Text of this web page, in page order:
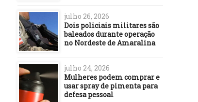
ENTRETENIMENTO ENTRETENIMENTO
julho 26, 2026
Dois policiais militares são
baleados durante operação
no Nordeste de Amaralina
julho 24, 2026
Mulheres podem comprar e
usar spray de pimenta para
defesa pessoal